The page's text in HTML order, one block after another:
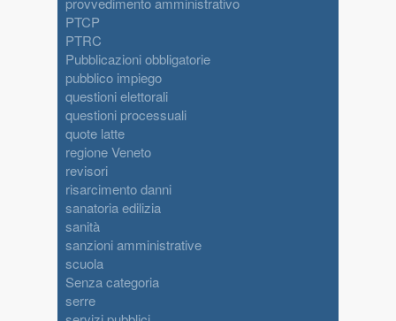
PTCP
PTRC
Pubblicazioni obbligatorie
pubblico impiego
questioni elettorali
questioni processuali
quote latte
regione Veneto
revisori
risarcimento danni
sanatoria edilizia
sanità
sanzioni amministrative
scuola
Senza categoria
serre